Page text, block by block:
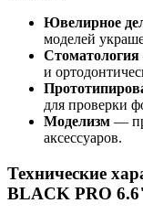
Ювелирное
моделей
Стоматология
и
для проверки
Моделизм —
аксессуаров.
Технические
BLACK PRO